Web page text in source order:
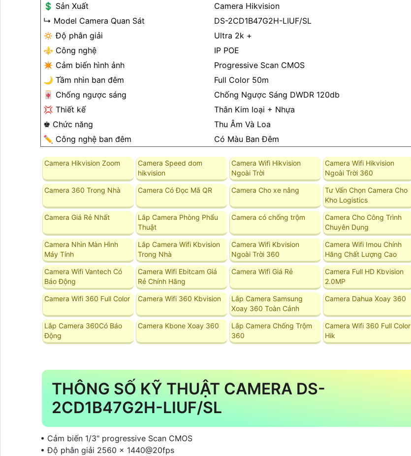
💲 Sản Xuất
Camera Hikvision
↳ Model Camera Quan Sát
DS-2CD1B47G2H-LIUF/SL
🔅 Độ phân giải
Ultra 2k +
⚜️ Công nghệ
IP POE
✴️ Cảm biến hình ảnh
Progressive Scan CMOS
🌙 Tầm nhìn ban đêm
Full Color 50m
🀄 Chống ngược sáng
Chống Ngược Sáng DWDR 120db
💢 Thiết kế
Thân Kim loại + Nhựa
♚ Chức năng
Thu Âm Và Loa
✏ Công nghệ ban đêm
Có Màu Ban Ðêm
Camera Hikvision Zoom
Camera Speed dom
hikvision
Camera Wifi Hikvision
Ngoài Trời
Camera Wifi Hikvision
Ngoài Trời 360
Camera 360 Trong Nhà Camera Có Đọc Mã QR Camera Cho xe nâng
Tư Vấn Chọn Camera Cho
Kho Logistics
Camera Giá Rẻ Nhất
Lắp Camera Phòng Phẩu
Thuật
Camera có chống trộm
Camera Cho Công Trình
Chuyên Dụng
Camera Nhìn Màn Hình
Máy Tính
Lắp Camera Wifi Kbvision
Trong Nhà
Camera Wifi Kbvision
Ngoài Trời 360
Camera Wifi Imou Chính
Hãng Chất Lượng Cao
Camera Wifi Vantech Có
Báo Động
Camera Wifi Ebitcam Giá
Rẻ Chính Hãng
Camera Wifi Giá Rẻ
Camera Full HD Kbvision
2.0MP
Camera Wifi 360 Full Color Camera Wifi 360 Kbvision
Lắp Camera Samsung
Xoay 360 Toàn Cảnh
Camera Dahua Xoay 360
Lắp Camera 360Có Báo
Động
Camera Kbone Xoay 360
Lắp Camera Chống Trộm
360
Camera Wifi 360 Full Color
Hik
THÔNG SỐ KỸ THUẬT CAMERA DS-
2CD1B47G2H-LIUF/SL
• Cảm biến 1/3" progressive Scan CMOS
• Độ phân giải 2560 × 1440@20fps